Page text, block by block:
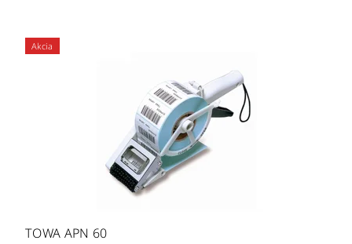
Akcia
TOWA APN 60